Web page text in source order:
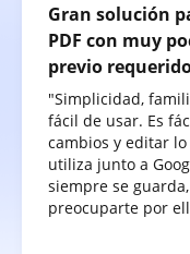
Gran solución
PDF con muy
previo
"Simplicidad,
fácil de usar. Es
cambios y editar
utiliza junto a
siempre se
preocuparte por